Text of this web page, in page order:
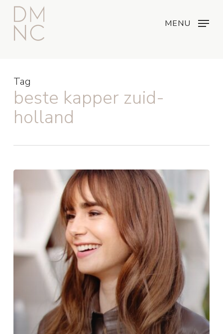
Skip
main
content
MENU
Tag
beste kapper zuid-
holland
Dit
allergrootste
en